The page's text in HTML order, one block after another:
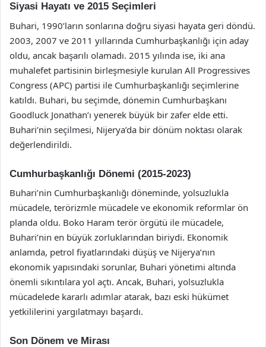
Siyasi Hayatı ve 2015 Seçimleri
Buhari, 1990’ların sonlarına doğru siyasi hayata geri döndü.
2003, 2007 ve 2011 yıllarında Cumhurbaşkanlığı için aday
oldu, ancak başarılı olamadı. 2015 yılında ise, iki ana
muhalefet partisinin birleşmesiyle kurulan All Progressives
Congress (APC) partisi ile Cumhurbaşkanlığı seçimlerine
katıldı. Buhari, bu seçimde, dönemin Cumhurbaşkanı
Goodluck Jonathan’ı yenerek büyük bir zafer elde etti.
Buhari’nin seçilmesi, Nijerya’da bir dönüm noktası olarak
değerlendirildi.
Cumhurbaşkanlığı Dönemi (2015-2023)
Buhari’nin Cumhurbaşkanlığı döneminde, yolsuzlukla
mücadele, terörizmle mücadele ve ekonomik reformlar ön
planda oldu. Boko Haram terör örgütü ile mücadele,
Buhari’nin en büyük zorluklarından biriydi. Ekonomik
anlamda, petrol fiyatlarındaki düşüş ve Nijerya’nın
ekonomik yapısındaki sorunlar, Buhari yönetimi altında
önemli sıkıntılara yol açtı. Ancak, Buhari, yolsuzlukla
mücadelede kararlı adımlar atarak, bazı eski hükümet
yetkililerini yargılatmayı başardı.
Son Dönem ve Mirası